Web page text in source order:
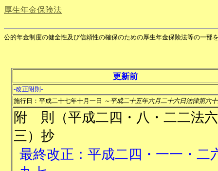
厚生年金保険法
公的年金制度の健全性及び信頼性の確保のための厚生年金保険法等の一部
更新前
-改正附則-
施行日：平成二十七年十月一日 ～平成二十五年六月二十六日法律第六
附 則（平成二四・八・二二法六
三）抄
最終改正：平成二四・一一・二